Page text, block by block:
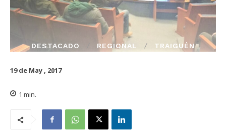
DESTACADO REGIONAL TRAIGUÉN
19 de May , 2017
1 min.